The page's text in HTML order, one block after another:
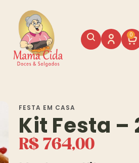
0
FESTA EM CASA
Kit Festa –
R$ 764,00